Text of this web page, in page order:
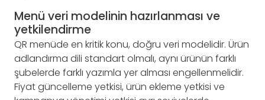
Menü veri modelinin hazırlanması ve
yetkilendirme
QR menüde en kritik konu, doğru veri modelidir. Ürün
adlandırma dili standart olmalı, aynı ürünün farklı
şubelerde farklı yazımla yer alması engellenmelidir.
Fiyat güncelleme yetkisi, ürün ekleme yetkisi ve